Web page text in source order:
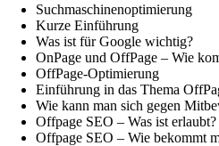
Suchmaschinenoptimierung
Kurze Einführung
Was ist für Google wichtig?
OnPage und OffPage – Wie
OffPage-Optimierung
Einführung in das Thema
Wie kann man sich gegen
Offpage SEO – Was ist erlaubt?
Offpage SEO – Wie bekommt